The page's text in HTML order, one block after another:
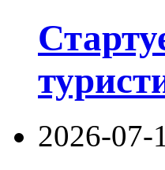
2026-07-